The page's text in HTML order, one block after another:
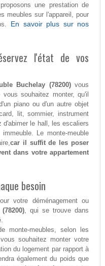
une prestation de
meubles sur l'appareil, pour
En savoir plus sur nos
l'état de vos
Buchelay (78200)vous
souhaitez monter, qu'il
piano ou d'un autre objet
lit, sommier, instrument
le hall, les escaliers
Le monte-meuble
car il suffit de les poser
dans votre appartement
besoin
votre déménagement ou
, qui se trouve dans
monte-meubles, selon les
souhaitez monter votre
du logement par rapport à
également du poids que